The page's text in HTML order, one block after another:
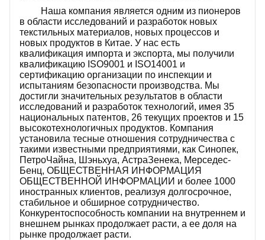
Наша компания является одним из пионеров
в области исследований и разработок новых
текстильных материалов, новых процессов и
новых продуктов в Китае. У нас есть
квалификация импорта и экспорта, мы получили
квалификацию ISO9001 и ISO14001 и
сертификацию организации по инспекции и
испытаниям безопасности производства. Мы
достигли значительных результатов в области
исследований и разработок технологий, имея 35
национальных патентов, 26 текущих проектов и 15
высокотехнологичных продуктов. Компания
установила тесные отношения сотрудничества с
такими известными предприятиями, как Синопек,
ПетроЧайна, Шэньхуа, АстраЗенека, Мерседес-
Бенц, ОБЩЕСТВЕННАЯ ИНФОРМАЦИЯ
ОБЩЕСТВЕННОЙ ИНФОРМАЦИИ и более 1000
иностранных клиентов, реализуя долгосрочное,
стабильное и обширное сотрудничество.
Конкурентоспособность компании на внутреннем и
внешнем рынках продолжает расти, а ее доля на
рынке продолжает расти.